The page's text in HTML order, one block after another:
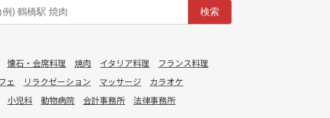
検索
懐石・会席料理 焼肉 イタリア料理
フランス料理
ェ リラクゼーション マッサージ
カラオケ
小児科 動物病院 会計事務所 法律事務所